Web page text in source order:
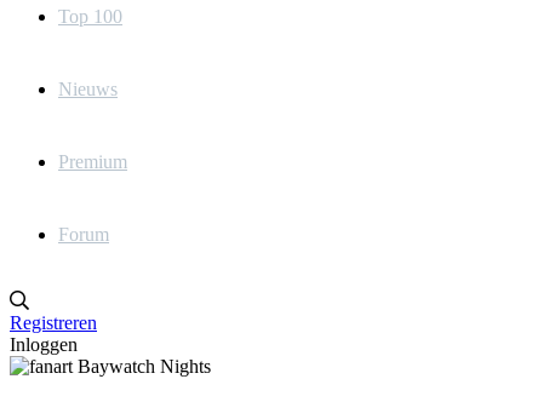
Top 100
Nieuws
Premium
Forum
Registreren
Inloggen